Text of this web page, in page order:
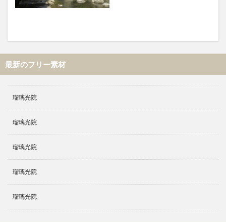
最新のフリー素材
瑠璃光院
瑠璃光院
瑠璃光院
瑠璃光院
瑠璃光院